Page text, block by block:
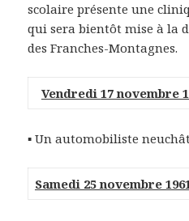
scolaire présente une
qui sera bientôt mise à la
des Franches-Montagnes.
Vendredi 17 novembre
▪ Un automobiliste
Samedi 25 novembre